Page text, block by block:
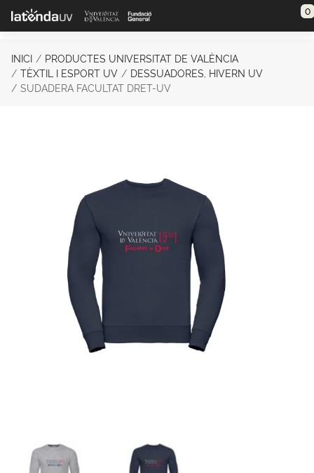
Saltar al contenido principal 0
INICI
PRODUCTES UNIVERSITAT DE VALÈNCIA
TÈXTIL I ESPORT UV
DESSUADORES, HIVERN UV
SUDADERA FACULTAT DRET-UV